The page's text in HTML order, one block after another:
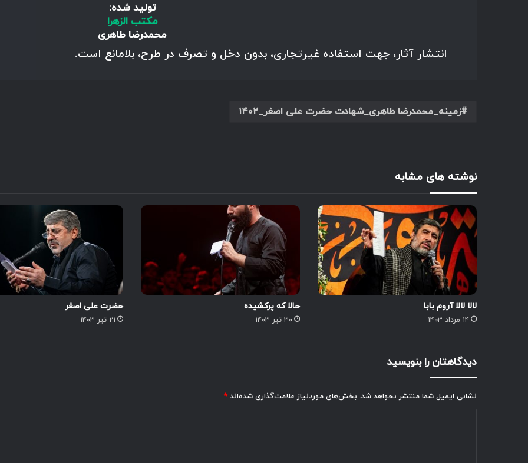
تولید شده:
مکتب الزهرا
محمدرضا طاهری
انتشار آثار، جهت استفاده غیرتجاری، بدون دخل و تصرف در طرح، بلامانع است.
زمینه_محمدرضا طاهری_شهادت حضرت علی اصغر_۱۴۰۲
نوشته های مشابه
لالا لالا آروم بابا
۱۴ مرداد ۱۴۰۳
حالا که پرکشیده
۳۰ تیر ۱۴۰۳
حضرت علی اصغر
۲۱ تیر ۱۴۰۳
دیدگاهتان را بنویسید
نشانی ایمیل شما منتشر نخواهد شد. بخش‌های موردنیاز علامت‌گذاری شده‌اند *